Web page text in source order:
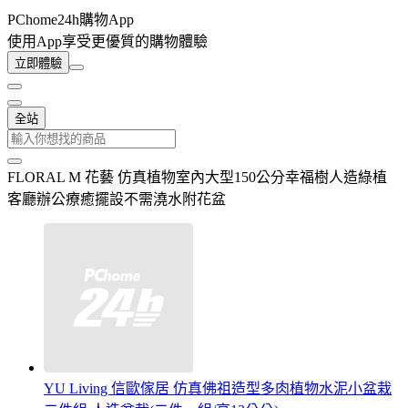
PChome24h購物App
使用App享受更優質的購物體驗
立即體驗
全站
FLORAL M 花藝 仿真植物室內大型150公分幸福樹人造綠植
客廳辦公療癒擺設不需澆水附花盆
YU Living 信歐傢居 仿真佛祖造型多肉植物水泥小盆栽